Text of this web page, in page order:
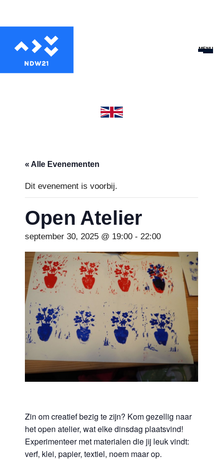
MENU
« Alle Evenementen
Dit evenement is voorbij.
Open Atelier
september 30, 2025 @ 19:00 - 22:00
Zin om creatief bezig te zijn? Kom gezellig naar
het open atelier, wat elke dinsdag plaatsvind!
Experimenteer met materialen die jij leuk vindt:
verf, klei, papier, textiel, noem maar op.